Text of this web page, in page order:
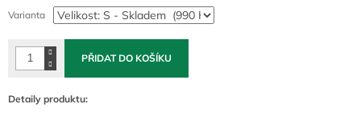
cena:
Varianta
PŘIDAT DO KOŠÍKU
Detaily produktu: